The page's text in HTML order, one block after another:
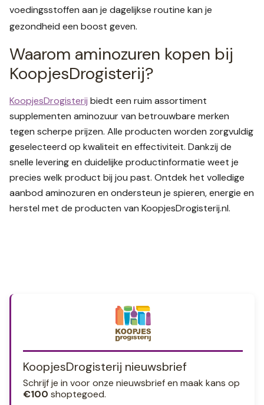
voedingsstoffen aan je dagelijkse routine kan je
gezondheid een boost geven.
Waarom aminozuren kopen bij
KoopjesDrogisterij?
KoopjesDrogisterij biedt een ruim assortiment
supplementen aminozuur van betrouwbare merken
tegen scherpe prijzen. Alle producten worden zorgvuldig
geselecteerd op kwaliteit en effectiviteit. Dankzij de
snelle levering en duidelijke productinformatie weet je
precies welk product bij jou past. Ontdek het volledige
aanbod aminozuren en ondersteun je spieren, energie en
herstel met de producten van KoopjesDrogisterij.nl.
KoopjesDrogisterij nieuwsbrief
Schrijf je in voor onze nieuwsbrief en maak kans op
€100 shoptegoed.